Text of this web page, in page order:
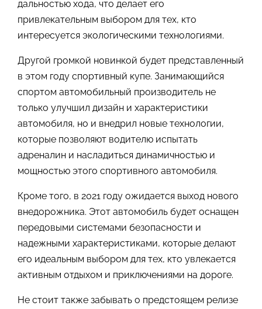
дальностью хода, что делает его
привлекательным выбором для тех, кто
интересуется экологическими технологиями.
Другой громкой новинкой будет представленный
в этом году спортивный купе. Занимающийся
спортом автомобильный производитель не
только улучшил дизайн и характеристики
автомобиля, но и внедрил новые технологии,
которые позволяют водителю испытать
адреналин и насладиться динамичностью и
мощностью этого спортивного автомобиля.
Кроме того, в 2021 году ожидается выход нового
внедорожника. Этот автомобиль будет оснащен
передовыми системами безопасности и
надежными характеристиками, которые делают
его идеальным выбором для тех, кто увлекается
активным отдыхом и приключениями на дороге.
Не стоит также забывать о предстоящем релизе